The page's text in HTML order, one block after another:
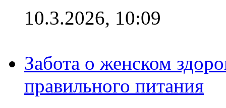
10.3.2026, 10:09
Забота о женском
правильного питания